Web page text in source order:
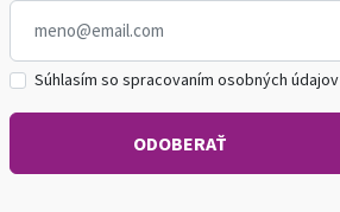
Súhlasím so spracovaním osobných údajov